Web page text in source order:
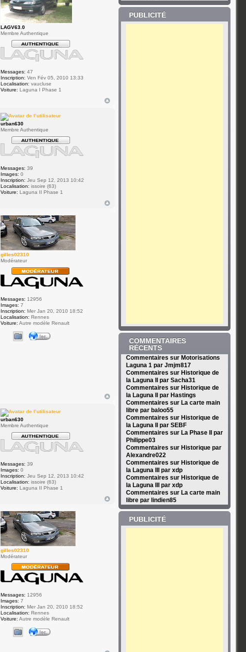
LAGV63.0
Membre Authentique
Messages: 47
Inscription: Ven Fév 05, 2010 13:33
Localisation: vaucluse
Voiture: Laguna I Phase 1
urban630
Membre Authentique
Messages: 39
Images: 0
Inscription: Jeu Sep 12, 2013 10:42
Localisation: issoire (63)
Voiture: Laguna II Phase 1
gilles02310
Modérateur
Messages: 12956
Images: 7
Inscription: Mer Jan 20, 2010 18:52
Localisation: Rennes
Voiture: Autre modèle Renault
urban630
Membre Authentique
Messages: 39
Images: 0
Inscription: Jeu Sep 12, 2013 10:42
Localisation: issoire (63)
Voiture: Laguna II Phase 1
gilles02310
Modérateur
Messages: 12956
Images: 7
Inscription: Mer Jan 20, 2010 18:52
Localisation: Rennes
Voiture: Autre modèle Renault
PUBLICITÉ
COMMENTAIRES
RÉCENTS
Commentaires sur Motorisations
Laguna 1 par Jmjm817
Commentaires sur Historique de
la Laguna II par Sacha31
Commentaires sur Historique de
la Laguna II par Hastings
Commentaires sur La carte main
libre par baloo55
Commentaires sur Historique de
la Laguna II par SEBF
Commentaires sur La Phase II par
Philippe03
Commentaires sur Historique par
Alexandre022
Commentaires sur Historique de
la Laguna III par xdp
Commentaires sur Historique de
la Laguna III par xdp
Commentaires sur La carte main
libre par lindien85
PUBLICITÉ